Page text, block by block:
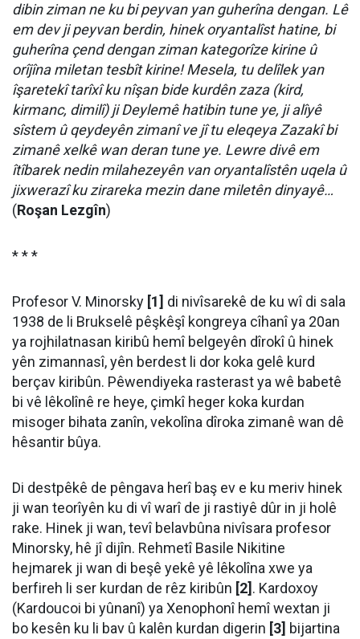
dibin ziman ne ku bi peyvan yan guherîna dengan. Lê
em dev ji peyvan berdin, hinek oryantalîst hatine, bi
guherîna çend dengan ziman kategorîze kirine û
orîjîna miletan tesbît kirine! Mesela, tu delîlek yan
îşaretekî tarîxî ku nîşan bide kurdên zaza (kird,
kirmanc, dimilî) ji Deylemê hatibin tune ye, ji alîyê
sîstem û qeydeyên zimanî ve jî tu eleqeya Zazakî bi
zimanê xelkê wan deran tune ye. Lewre divê em
îtîbarek nedin milahezeyên van oryantalîstên uqela û
jixwerazî ku zirareka mezin dane miletên dinyayê…
(Roşan Lezgîn)
* * *
Profesor V. Minorsky [1] di nivîsarekê de ku wî di sala
1938 de li Brukselê pêşkêşî kongreya cîhanî ya 20an
ya rojhilatnasan kiribû hemî belgeyên dîrokî û hinek
yên zimannasî, yên berdest li dor koka gelê kurd
berçav kiribûn. Pêwendiyeka rasterast ya wê babetê
bi vê lêkolînê re heye, çimkî heger koka kurdan
misoger bihata zanîn, vekolîna dîroka zimanê wan dê
hêsantir bûya.
Di destpêkê de pêngava herî baş ev e ku meriv hinek
ji wan teorîyên ku di vî warî de ji rastiyê dûr in ji holê
rake. Hinek ji wan, tevî belavbûna nivîsara profesor
Minorsky, hê jî dijîn. Rehmetî Basile Nikitine
hejmarek ji wan di beşê yekê yê lêkolîna xwe ya
berfireh li ser kurdan de rêz kiribûn [2] . Kardoxoy
(Kardoucoi bi yûnanî) ya Xenophonî hemî wextan ji
bo kesên ku li bav û kalên kurdan digerin [3] bijartina